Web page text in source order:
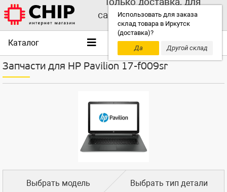
Использовать для заказа
склад товара в Иркутск
(доставка)?
Да
Другой склад
самовывоза выбирайте
другой склад!
Каталог
Запчасти для HP Pavilion 17-f009sr
Выбрать модель Выбрать тип детали